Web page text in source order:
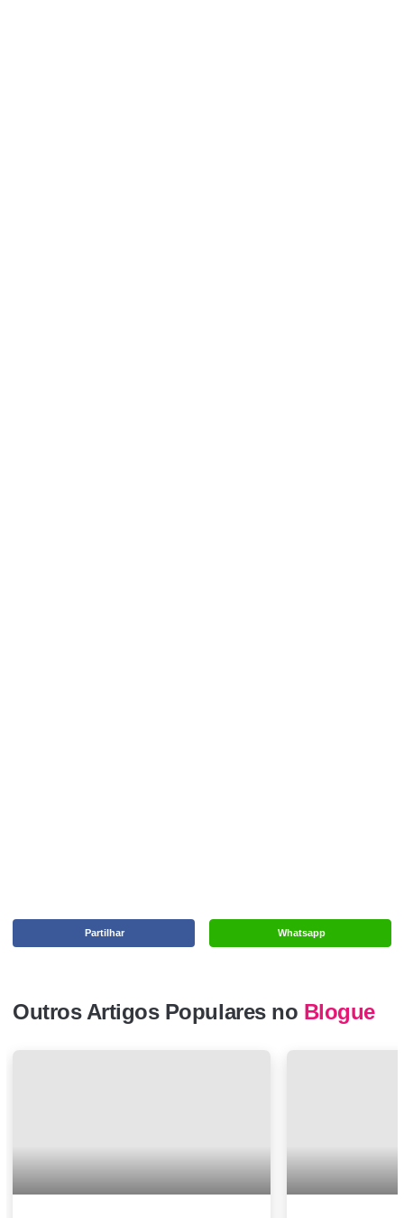
Whatsapp
Partilhar
Outros Artigos Populares no Blogue